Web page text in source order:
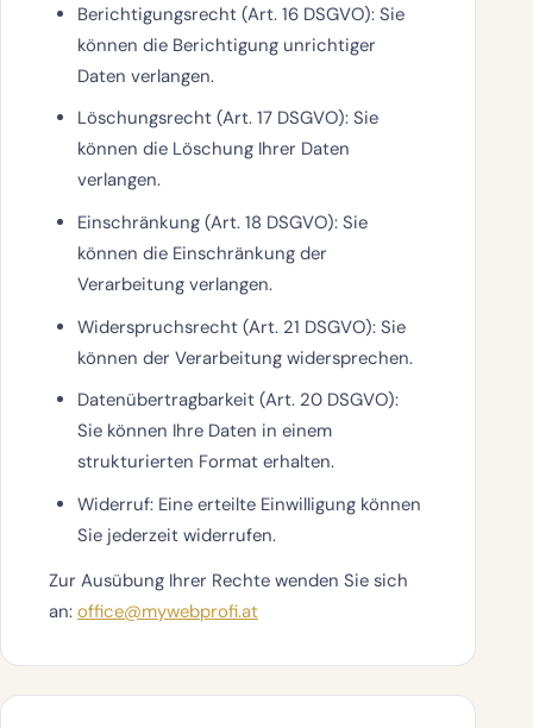
Berichtigungsrecht (Art. 16 DSGVO): Sie
können die Berichtigung unrichtiger
Daten verlangen.
Löschungsrecht (Art. 17 DSGVO): Sie
können die Löschung Ihrer Daten
verlangen.
Einschränkung (Art. 18 DSGVO): Sie
können die Einschränkung der
Verarbeitung verlangen.
Widerspruchsrecht (Art. 21 DSGVO): Sie
können der Verarbeitung widersprechen.
Datenübertragbarkeit (Art. 20 DSGVO):
Sie können Ihre Daten in einem
strukturierten Format erhalten.
Widerruf: Eine erteilte Einwilligung können
Sie jederzeit widerrufen.
Zur Ausübung Ihrer Rechte wenden Sie sich
an: office@mywebprofi.at